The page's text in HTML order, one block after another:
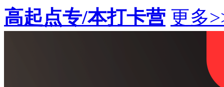
高起点专/本打卡营 更多